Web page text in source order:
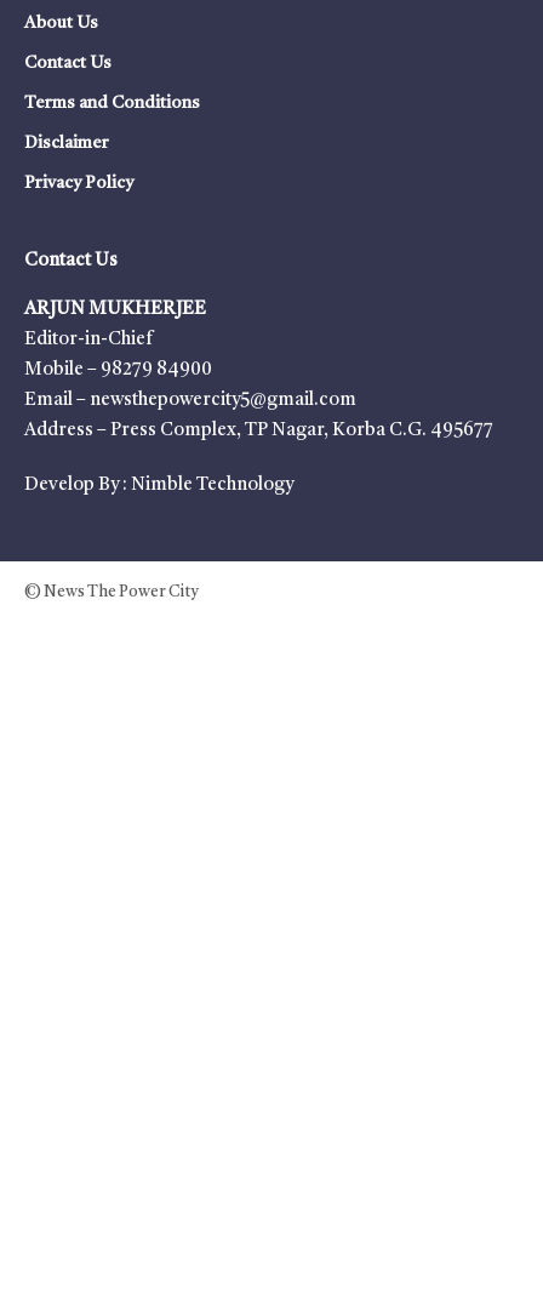
About Us
Contact Us
Terms and Conditions
Disclaimer
Privacy Policy
Contact Us
ARJUN MUKHERJEE
Editor-in-Chief
Mobile – 98279 84900
Email – newsthepowercity5@gmail.com
Address – Press Complex, TP Nagar, Korba C.G. 495677
Develop By : Nimble Technology
© News The Power City